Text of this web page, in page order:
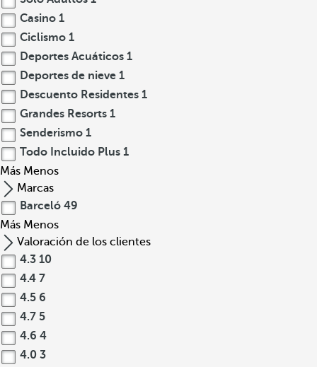
Casino 1
Ciclismo 1
Deportes Acuáticos 1
Deportes de nieve 1
Descuento Residentes 1
Grandes Resorts 1
Senderismo 1
Todo Incluido Plus 1
Más Menos
Marcas
Barceló 49
Más Menos
Valoración de los clientes
4.3 10
4.4 7
4.5 6
4.7 5
4.6 4
4.0 3